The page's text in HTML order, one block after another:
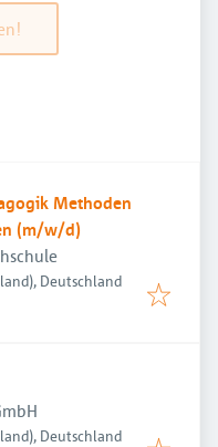
Methoden
(m/w/d)
Deutschland
Deutschland